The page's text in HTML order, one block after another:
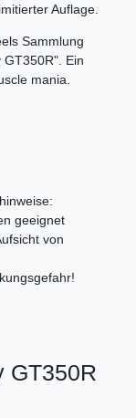
Auflage.
Sammlung
Ein
mania.
geeignet
von
GT350R